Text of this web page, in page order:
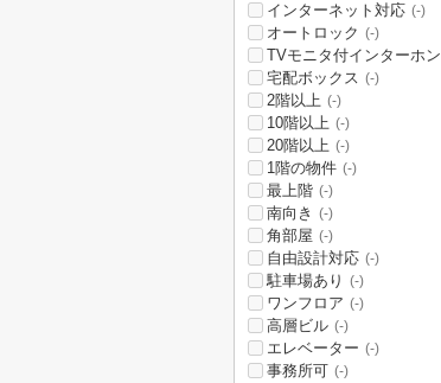
インターネット対応 (-)
オートロック (-)
TVモニタ付インターホン
宅配ボックス (-)
2階以上 (-)
10階以上 (-)
20階以上 (-)
1階の物件 (-)
最上階 (-)
南向き (-)
角部屋 (-)
自由設計対応 (-)
駐車場あり (-)
ワンフロア (-)
高層ビル (-)
エレベーター (-)
事務所可 (-)